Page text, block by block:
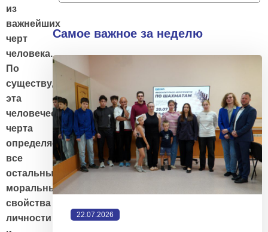
из
важнейших
черт
человека.
По
существу,
эта
человеческая
черта
определяет
все
остальные
моральные
свойства
личности
Самое важное за неделю
22.07.2026